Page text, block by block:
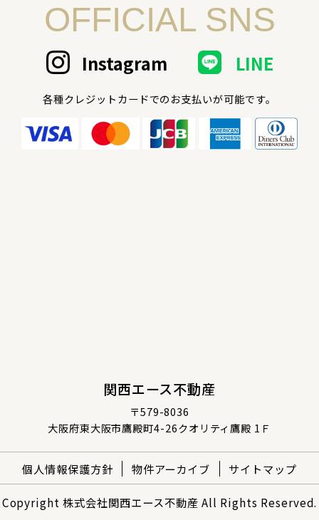
OFFICIAL SNS
Instagram LINE
各種クレジットカードでのお支払いが可能です。
関西エース不動産
〒579-8036
大阪府東大阪市鷹殿町4-26クオリティ鷹殿 1Ｆ
個人情報保護方針 物件アーカイブ サイトマップ
Copyright 株式会社関西エース不動産 All Rights Reserved.